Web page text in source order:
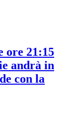
ore 21:15
andrà in
con la